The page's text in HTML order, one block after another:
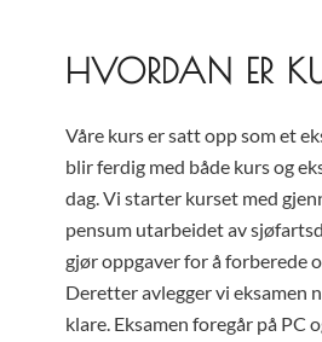
HVORDAN ER
Våre kurs er satt opp som et
blir ferdig med både kurs og
dag. Vi starter kurset med
pensum utarbeidet av
gjør oppgaver for å forberede
Deretter avlegger vi eksamen
klare. Eksamen foregår på PC